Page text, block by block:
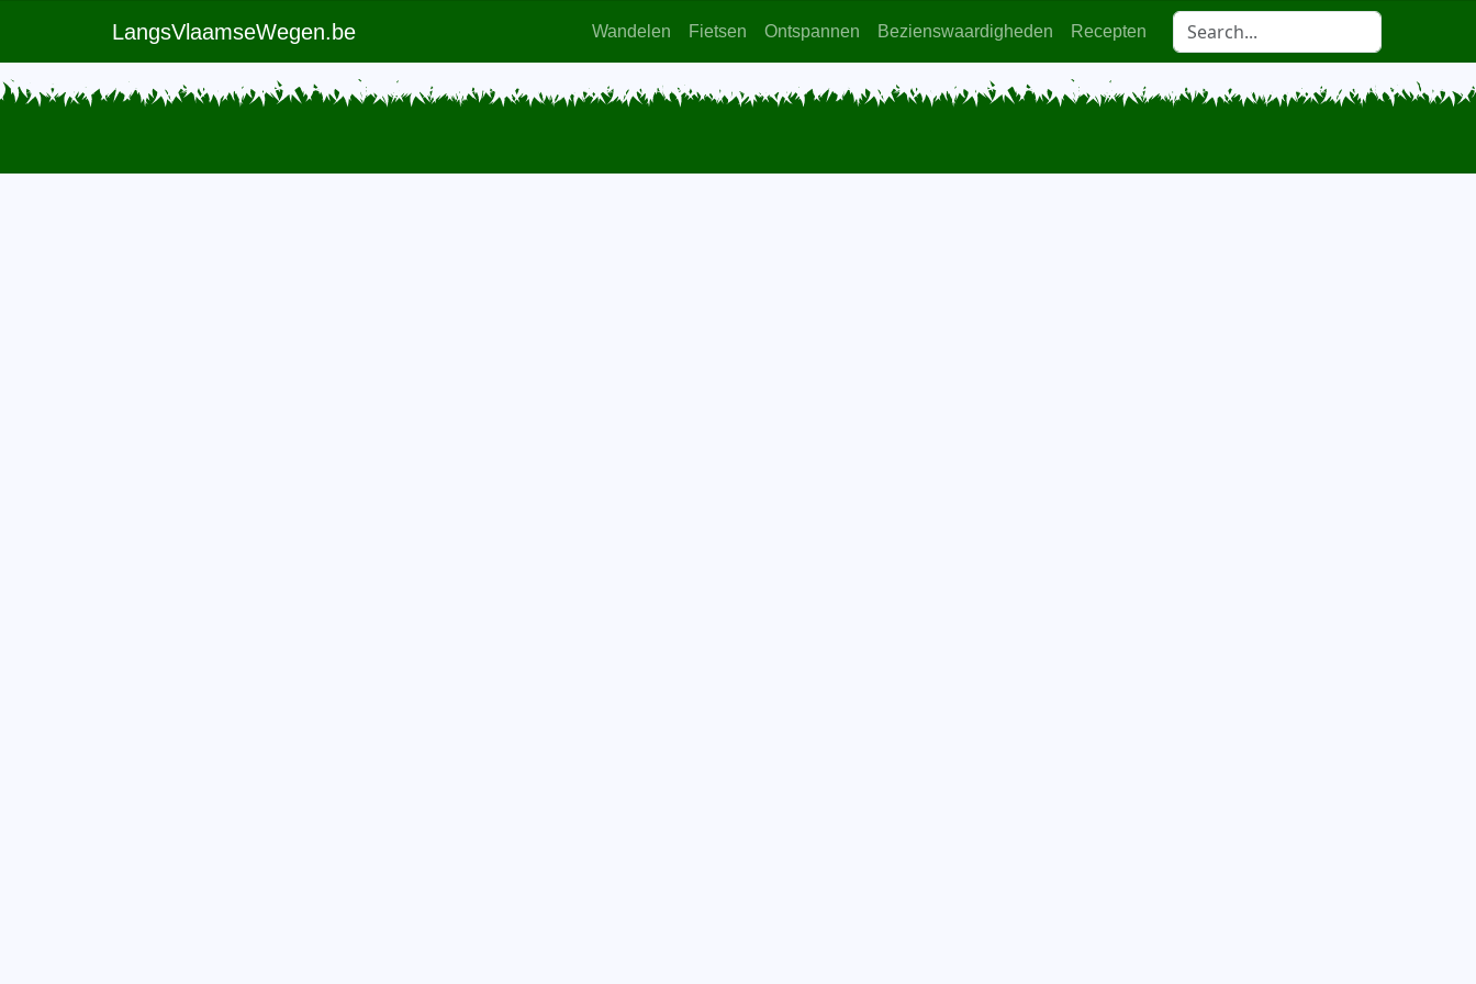
LangsVlaamseWegen.be Wandelen Fietsen Ontspannen Bezienswaardigheden Recepten